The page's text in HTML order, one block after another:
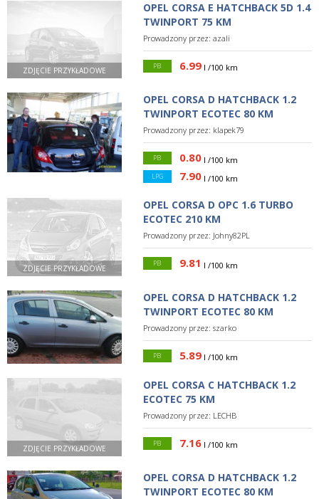
ZDJĘCIE PRZYKŁADOWE
OPEL CORSA E HATCHBACK 5D 1.4
TWINPORT 75 KM
Prowadzony przez: azali
PB 6.99 l /100 km
OPEL CORSA D HATCHBACK 1.2
TWINPORT ECOTEC 80 KM
Prowadzony przez: klapek79
PB 0.80 l /100 km
LPG 7.90 l /100 km
ZDJĘCIE PRZYKŁADOWE
OPEL CORSA D OPC 1.6 TURBO
ECOTEC 210 KM
Prowadzony przez: Johny82PL
PB 9.81 l /100 km
OPEL CORSA D HATCHBACK 1.2
TWINPORT ECOTEC 80 KM
Prowadzony przez: szarko
PB 5.89 l /100 km
ZDJĘCIE PRZYKŁADOWE
OPEL CORSA C HATCHBACK 1.2
ECOTEC 75 KM
Prowadzony przez: LECHB
PB 7.16 l /100 km
OPEL CORSA D HATCHBACK 1.2
TWINPORT ECOTEC 80 KM